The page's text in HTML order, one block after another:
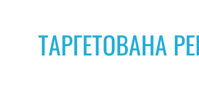
ТАРГЕТОВАНА